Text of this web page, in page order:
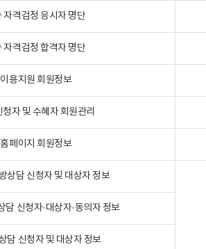
자격검정 응시자 명단
자격검정 합격자 명단
용지원 회원정보
자 및 수혜자 회원관리
페이지 회원정보
상담 신청자 및 대상자 정보
담 신청자·대상자·동의자 정보
담 신청자 및 대상자 정보